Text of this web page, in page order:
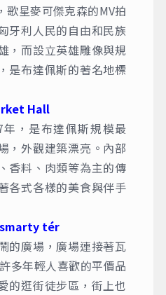
歌星麥可傑克森的MV拍
牙利人民的自由和民族
，而設立英雄雕像與規
是布達佩斯的著名地標
Hall
，是布達佩斯規模最
，外觀建築漂亮。內部
香料、肉類等為主的傳
各式各樣的美食與伴手
tér
的廣場，廣場連接著瓦
多年輕人喜歡的平價品
的逛街徒步區，街上也